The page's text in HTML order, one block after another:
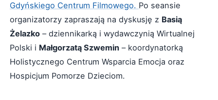
Gdyńskiego Centrum Filmowego. Po seansie
organizatorzy zapraszają na dyskusję z Basią
Żelazko – dziennikarką i wydawczynią Wirtualnej
Polski i Małgorzatą Szwemin – koordynatorką
Holistycznego Centrum Wsparcia Emocja oraz
Hospicjum Pomorze Dzieciom.